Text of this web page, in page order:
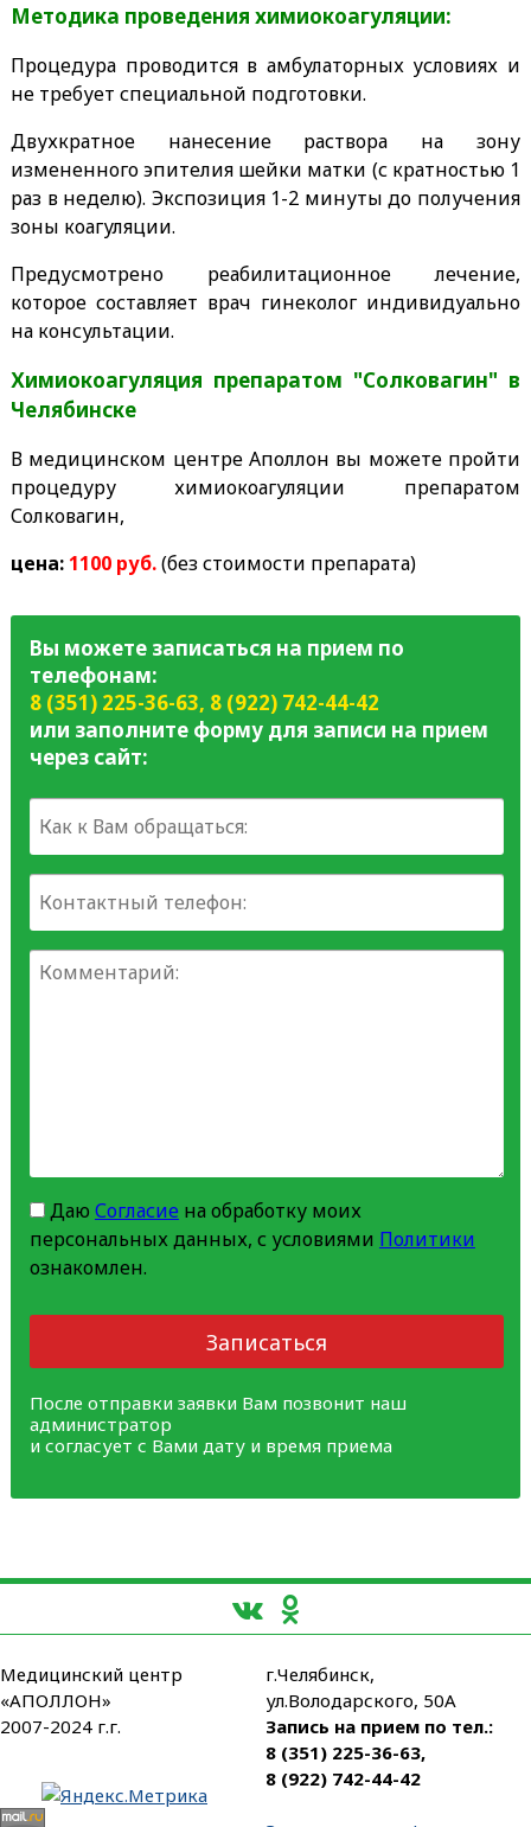
Методика проведения химиокоагуляции:
Процедура проводится в амбулаторных условиях и
не требует специальной подготовки.
Двухкратное нанесение раствора на зону
измененного эпителия шейки матки (с кратностью 1
раз в неделю). Экспозиция 1-2 минуты до получения
зоны коагуляции.
Предусмотрено реабилитационное лечение,
которое составляет врач гинеколог индивидуально
на консультации.
Химиокоагуляция препаратом "Солковагин" в
Челябинске
В медицинском центре Аполлон вы можете пройти
процедуру химиокоагуляции препаратом
Солковагин,
цена: 1100 руб.(без стоимости препарата)
Вы можете записаться на прием по
телефонам:
8 (351) 225-36-63, 8 (922) 742-44-42
или заполните форму для записи на прием
через сайт:
Даю Согласиена обработку моих
персональных данных, с условиями Политики
ознакомлен.
Записаться
После отправки заявки Вам позвонит наш
администратор
и согласует с Вами дату и время приема
Медицинский центр
«АПОЛЛОН»
2007-2024 г.г.
г.Челябинск,
ул.Володарского, 50А
Запись на прием по тел.:
8 (351) 225-36-63,
8 (922) 742-44-42